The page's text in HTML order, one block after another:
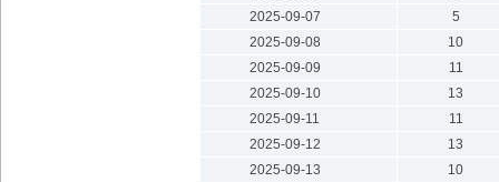
2025-09-07
5
2025-09-08
10
2025-09-09
11
2025-09-10
13
2025-09-11
11
2025-09-12
13
2025-09-13
10